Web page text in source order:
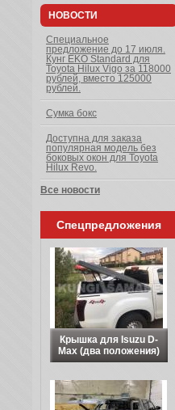
НОВОСТИ
Специальное
предложение до 17 июля.
Кунг EKO Standard для
Toyota Hilux Vigo за 118000
рублей, вместо 125000
рублей.
Сумка бокс
Доступна для заказа
популярная модель без
боковых окон для Toyota
Hilux Revo.
Все новости
Спецпредложения
Крышка для Isuzu D-
Max (два положения)